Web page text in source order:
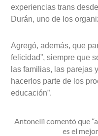
experiencias trans
Durán, uno de los
Agregó, además, que
felicidad”, siempre que
las familias, las parejas
hacerlos parte de los
educación”.
Antonelli comentó que
es el